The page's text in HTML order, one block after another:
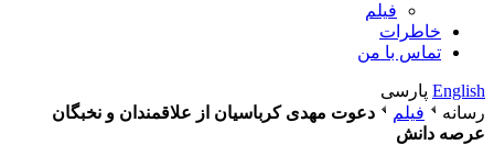
فیلم
خاطرات
تماس با من
English پارسی
رسانه
فیلم
دعوت مهدی کرباسیان از علاقمندان و نخبگان
عرصه دانش